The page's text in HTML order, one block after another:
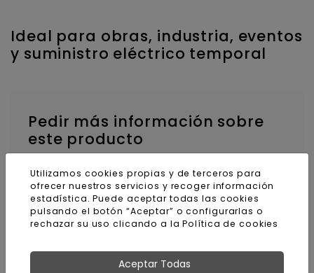
Ideal para obras, industria, eventos
y suministro eléctrico temporal
Pedir más información sobre
este producto
E-mail
Utilizamos cookies propias y de terceros para
ofrecer nuestros servicios y recoger información
estadística. Puede aceptar todas las cookies
pulsando el botón “Aceptar” o configurarlas o
rechazar su uso clicando a laPolítica de cookies
Aceptar Todas